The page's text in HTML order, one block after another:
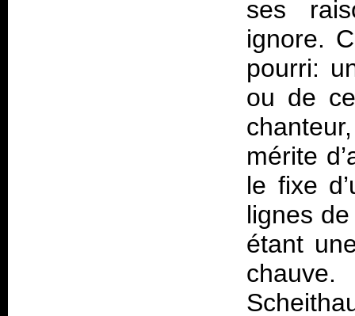
ses
ignore.
pourri:
ou de
mérite
le fixe
lignes
étant